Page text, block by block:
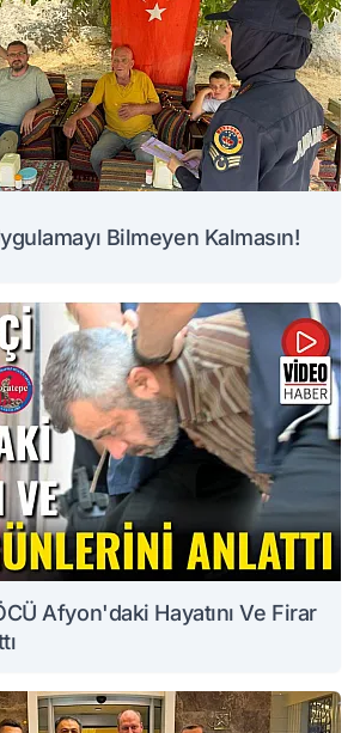
Bilmeyen Kalmasın!
Afyon'daki Hayatını Ve Firar